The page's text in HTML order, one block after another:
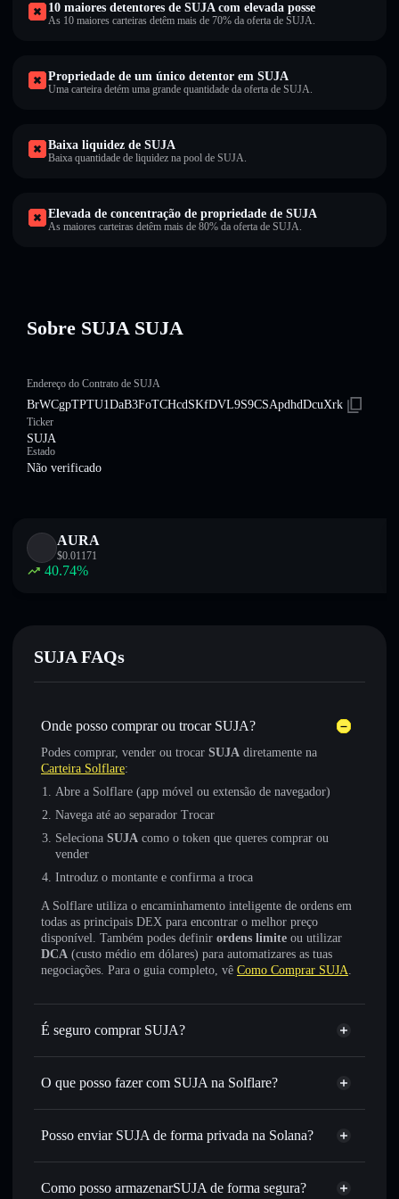
10 maiores detentores de SUJA com elevada posse
As 10 maiores carteiras detêm mais de 70% da oferta de SUJA.
Propriedade de um único detentor em SUJA
Uma carteira detém uma grande quantidade da oferta de SUJA.
Baixa liquidez de SUJA
Baixa quantidade de liquidez na pool de SUJA.
Elevada de concentração de propriedade de SUJA
As maiores carteiras detêm mais de 80% da oferta de SUJA.
Sobre SUJA SUJA
Endereço do Contrato de SUJA
BrWCgpTPTU1DaB3FoTCHcdSKfDVL9S9CSApdhdDcuXrk
Ticker
SUJA
Estado
Não verificado
AURA
$0.01171
40.74%
SUJA FAQs
Onde posso comprar ou trocar SUJA?
Podes comprar, vender ou trocar SUJA diretamente na
Carteira Solflare:
Abre a Solflare (app móvel ou extensão de navegador)
Navega até ao separador Trocar
Seleciona SUJA como o token que queres comprar ou
vender
Introduz o montante e confirma a troca
A Solflare utiliza o encaminhamento inteligente de ordens em
todas as principais DEX para encontrar o melhor preço
disponível. Também podes definir ordens limite ou utilizar
DCA (custo médio em dólares) para automatizares as tuas
negociações. Para o guia completo, vê Como Comprar SUJA.
É seguro comprar SUJA?
SUJA não está verificado
O que posso fazer com SUJA na Solflare?
SUJA
Carteira Solflare
Trocar instantaneamente— trocar SUJA por SOL,
encaminhamento inteligente de ordens para obteres o
melhor preço disponível
Posso enviar SUJA de forma privada na Solana?
Agregador de Privacidade
Como posso armazenarSUJA de forma segura?